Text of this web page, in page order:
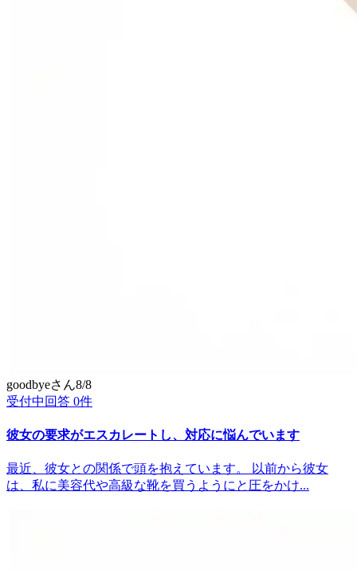
goodbyeさん8/8
受付中 回答 0件
彼女の要求がエスカレートし、対応に悩んでいます
最近、彼女との関係で頭を抱えています。 以前から彼女
は、私に美容代や高級な靴を買うようにと圧をかけ...